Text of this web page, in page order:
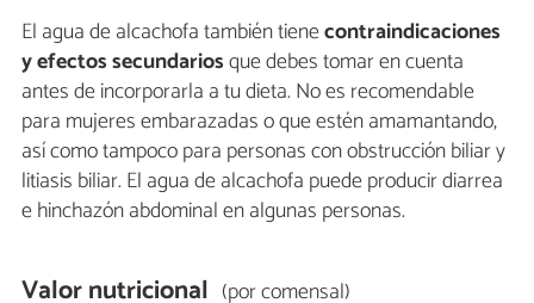
El agua de alcachofa también tienecontraindicaciones
y efectos secundariosque debes tomar en cuenta
antes de incorporarla a tu dieta. No es recomendable
para mujeres embarazadas o que estén amamantando,
así como tampoco para personas con obstrucción biliar y
litiasis biliar. El agua de alcachofa puede producir diarrea
e hinchazón abdominal en algunas personas.
Valor nutricional (por comensal)